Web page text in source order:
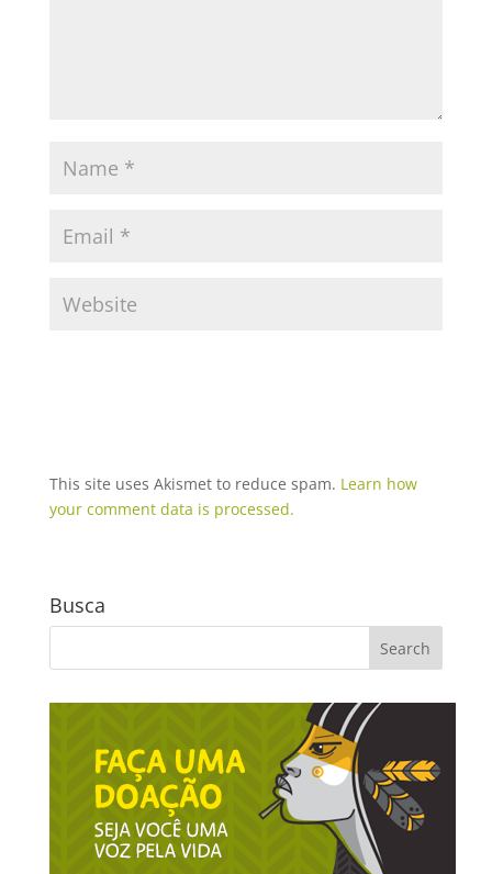
This site uses Akismet to reduce spam. Learn how
your comment data is processed.
Busca